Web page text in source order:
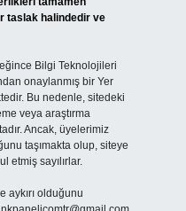
taslak halindedir ve
Bilgi Teknolojileri
onaylanmış bir Yer
Bu nedenle, sitedeki
veya araştırma
Ancak, üyelerimiz
taşımakta olup, siteye
etmiş sayılırlar.
aykırı olduğunu